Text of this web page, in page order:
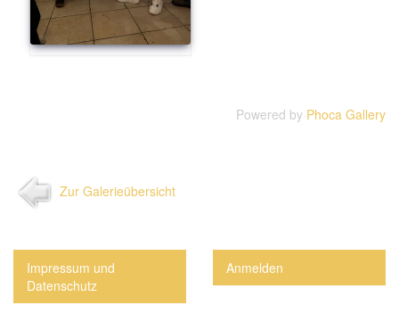
Powered by Phoca Gallery
Zur Galerieübersicht
Impressum und
Datenschutz
Anmelden